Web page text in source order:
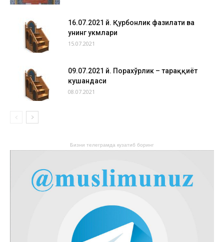
16.07.2021 й. Қурбонлик фазилати ва
унинг ҳукмлари
15.07.2021
09.07.2021 й. Порахўрлик – тараққиёт
кушандаси
08.07.2021
Бизни телеграмда кузатиб боринг